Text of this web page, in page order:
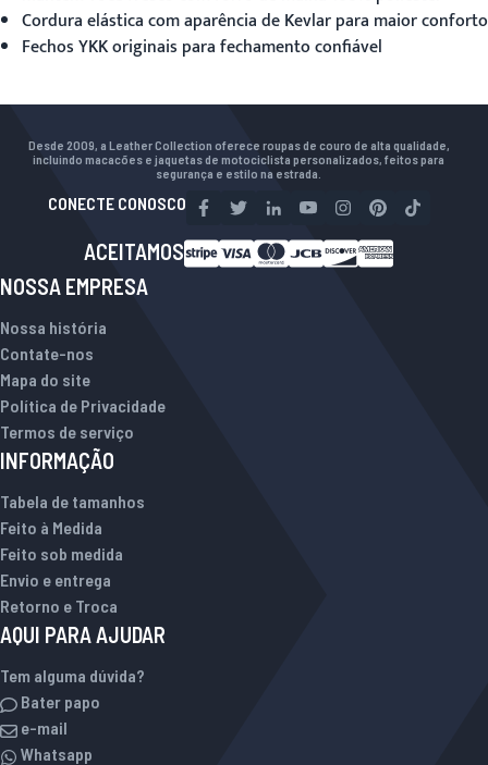
Cordura elástica com aparência de Kevlar para maior conforto
Fechos YKK originais para fechamento confiável
Desde 2009, a Leather Collection oferece roupas de couro de alta qualidade,
incluindo macacões e jaquetas de motociclista personalizados, feitos para
segurança e estilo na estrada.
CONECTE CONOSCO
ACEITAMOS
NOSSA EMPRESA
Nossa história
Contate-nos
Mapa do site
Política de Privacidade
Termos de serviço
INFORMAÇÃO
Tabela de tamanhos
Feito à Medida
Feito sob medida
Envio e entrega
Retorno e Troca
AQUI PARA AJUDAR
Tem alguma dúvida?
Bater papo
e-mail
Whatsapp